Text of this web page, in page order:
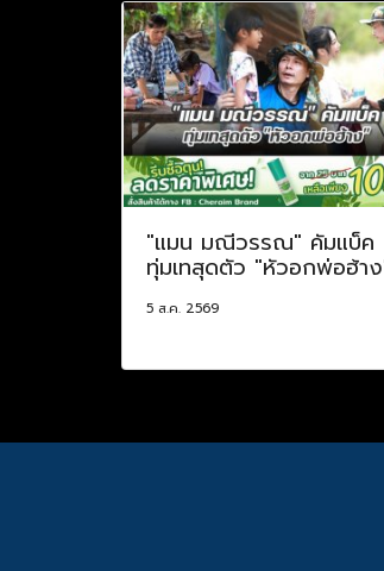
"แมน มณีวรรณ" คัมแบ็ค
ทุ่มเทสุดตัว "หัวอกพ่อฮ้า
5 ส.ค. 2569